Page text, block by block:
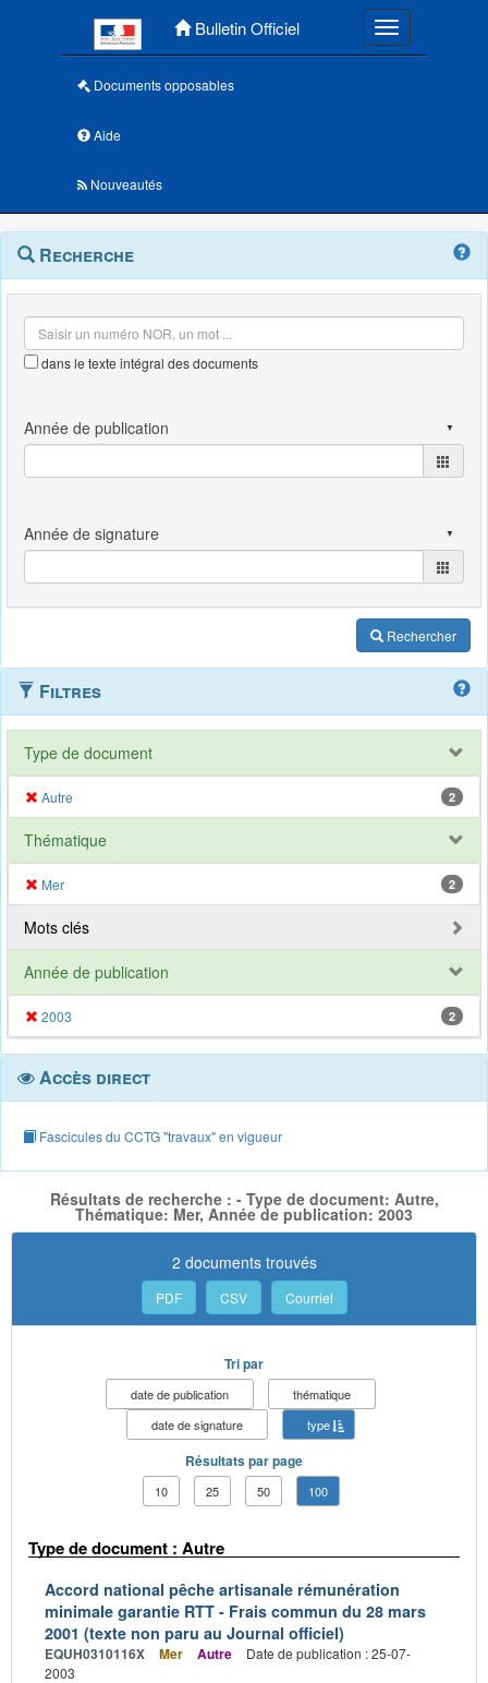
Bulletin Officiel Toggle
Documents opposables
Aide
Nouveautés
Navigation
outils
Menu
contextuel
Recherche
dans le texte intégral des documents
Rechercher
Filtres
Type de document
Autre 2
Thématique
Mer 2
Mots clés
Année de publication
2003 2
Accès direct
Fascicules du CCTG "travaux" en vigueur
Résultats de recherche : - Type de document: Autre,
Thématique: Mer, Année de publication: 2003
2 documents trouvés
PDF CSV Courriel
Tri par
date de publication
thématique
date de signature
type
Résultats par page
10 25 50 100
Type de document : Autre
Accord national pêche artisanale rémunération
minimale garantie RTT - Frais commun du 28 mars
2001 (texte non paru au Journal officiel)
EQUH0310116X Mer Autre
Date de publication : 25-07-
2003